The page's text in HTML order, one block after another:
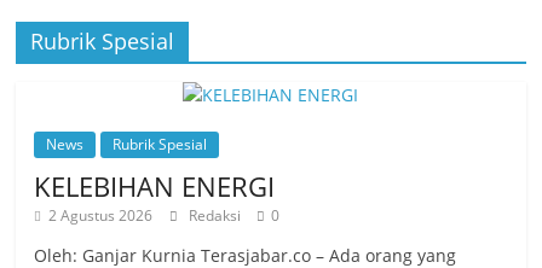
Rubrik Spesial
News Rubrik Spesial
KELEBIHAN ENERGI
2 Agustus 2026 Redaksi 0
Oleh: Ganjar Kurnia Terasjabar.co – Ada orang yang